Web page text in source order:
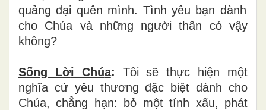
quảngđại quên mình. Tình yêu bạn dành
cho Chúa vànhững người thân cóvậy
không?
Sống Lời Chúa: Tôi sẽ thực hiện một
nghĩa cửyêu thươngđặc biệt dành cho
Chúa, chẳng hạn: bỏ một tính xấu, phát